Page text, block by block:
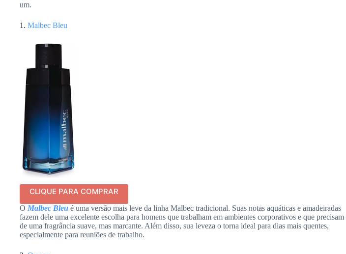
um.
1. Malbec Bleu
CLIQUE PARA COMPRAR
O Malbec Bleu é uma versão mais leve da linha Malbec tradicional. Suas notas aquáticas e amadeiradas
fazem dele uma excelente escolha para homens que trabalham em ambientes corporativos e que precisam
de uma fragrância suave, mas marcante. Além disso, sua leveza o torna ideal para dias mais quentes,
especialmente para reuniões de trabalho.